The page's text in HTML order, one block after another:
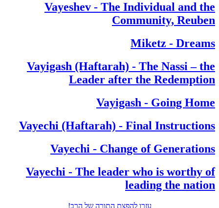
Vayeshev - The Individual and the
Community, Reuben
Miketz - Dreams
Vayigash (Haftarah) - The Nassi – the
Leader after the Redemption
Vayigash - Going Home
Vayechi (Haftarah) - Final Instructions
Vayechi - Change of Generations
Vayechi - The leader who is worthy of
leading the nation
עזרו להפצת התורה של הרב!